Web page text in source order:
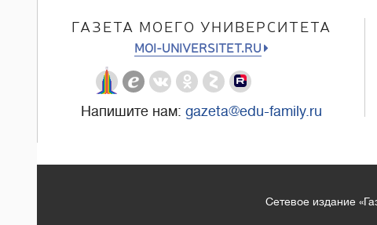
ГАЗЕТА МОЕГО УНИВЕРСИТЕТА
MOI-UNIVERSITET.RU
Напишите нам: gazeta@edu-family.ru
Сетевое издание